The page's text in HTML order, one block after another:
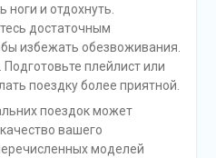
ноги и отдохнуть.
достаточным
избежать обезвоживания.
плейлист или
поездку более приятной.
поездок может
вашего
моделей